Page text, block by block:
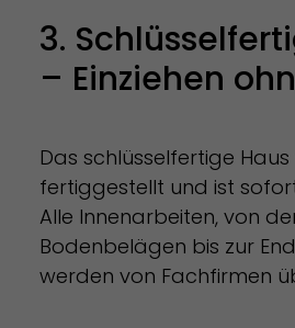
3.
– Einziehen
Das schlüsselfertige
fertiggestellt und ist
Alle Innenarbeiten, von
Bodenbelägen bis zur
werden von Fachfirmen